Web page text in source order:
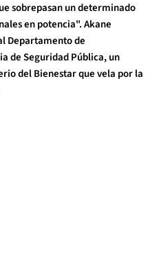
sobrepasan un determinado
en potencia". Akane
Departamento de
de Seguridad Pública, un
del Bienestar que vela por la